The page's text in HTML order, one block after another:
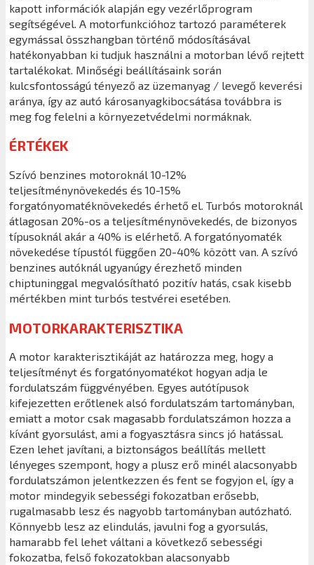
kapott információk alapján egy vezérlőprogram
segítségével. A motorfunkcióhoz tartozó paraméterek
egymással összhangban történő módosításával
hatékonyabban ki tudjuk használni a motorban lévő rejtett
tartalékokat. Minőségi beállításaink során
kulcsfontosságú tényező az üzemanyag / levegő keverési
aránya, így az autó károsanyagkibocsátása továbbra is
meg fog felelni a környezetvédelmi normáknak.
ÉRTÉKEK
Szívó benzines motoroknál 10-12%
teljesítménynövekedés és 10-15%
forgatónyomatéknövekedés érhető el. Turbós motoroknál
átlagosan 20%-os a teljesítménynövekedés, de bizonyos
típusoknál akár a 40% is elérhető. A forgatónyomaték
növekedése típustól függően 20-40% között van. A szívó
benzines autóknál ugyanúgy érezhető minden
chiptuninggal megvalósítható pozitív hatás, csak kisebb
mértékben mint turbós testvérei esetében.
MOTORKARAKTERISZTIKA
A motor karakterisztikáját az határozza meg, hogy a
teljesítményt és forgatónyomatékot hogyan adja le
fordulatszám függvényében. Egyes autótípusok
kifejezetten erőtlenek alsó fordulatszám tartományban,
emiatt a motor csak magasabb fordulatszámon hozza a
kívánt gyorsulást, ami a fogyasztásra sincs jó hatással.
Ezen lehet javítani, a biztonságos beállítás mellett
lényeges szempont, hogy a plusz erő minél alacsonyabb
fordulatszámon jelentkezzen és fent se fogyjon el, így a
motor mindegyik sebességi fokozatban erősebb,
rugalmasabb lesz és nagyobb tartományban autózható.
Könnyebb lesz az elindulás, javulni fog a gyorsulás,
hamarabb fel lehet váltani a következő sebességi
fokozatba, felső fokozatokban alacsonyabb